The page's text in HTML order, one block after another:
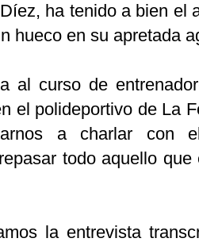
ha tenido a bien el
hueco en su apretada
al curso de
el polideportivo de La
a charlar con
todo aquello
la entrevista